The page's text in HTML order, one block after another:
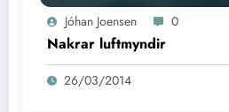
Jóhan Joensen 0
Nakrar luftmyndir
26/03/2014